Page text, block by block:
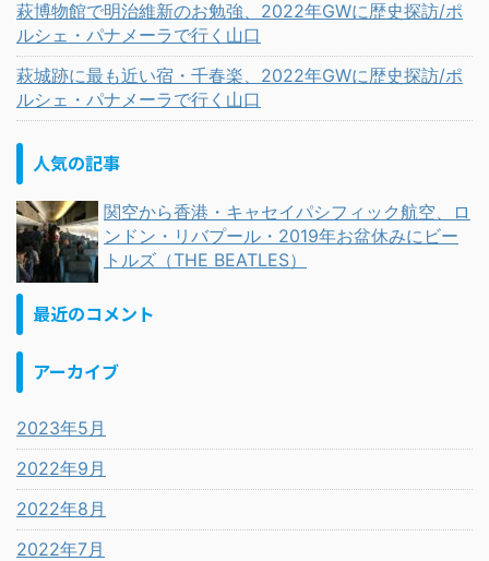
萩博物館で明治維新のお勉強、2022年GWに歴史探訪/ポ
ルシェ・パナメーラで行く山口
萩城跡に最も近い宿・千春楽、2022年GWに歴史探訪/ポ
ルシェ・パナメーラで行く山口
人気の記事
関空から香港・キャセイパシフィック航空、ロ
ンドン・リバプール・2019年お盆休みにビー
トルズ（THE BEATLES）
最近のコメント
アーカイブ
2023年5月
2022年9月
2022年8月
2022年7月